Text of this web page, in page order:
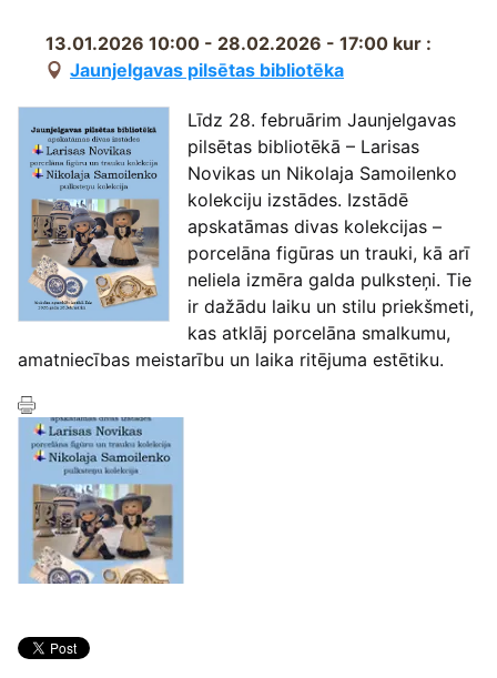
13.01.2026 10:00 - 28.02.2026 - 17:00 kur :
Jaunjelgavas pilsētas bibliotēka
Līdz 28. februārim Jaunjelgavas
pilsētas bibliotēkā – Larisas
Novikas un Nikolaja Samoilenko
kolekciju izstādes. Izstādē
apskatāmas divas kolekcijas –
porcelāna figūras un trauki, kā arī
neliela izmēra galda pulksteņi. Tie
ir dažādu laiku un stilu priekšmeti,
kas atklāj porcelāna smalkumu,
amatniecības meistarību un laika ritējuma estētiku.